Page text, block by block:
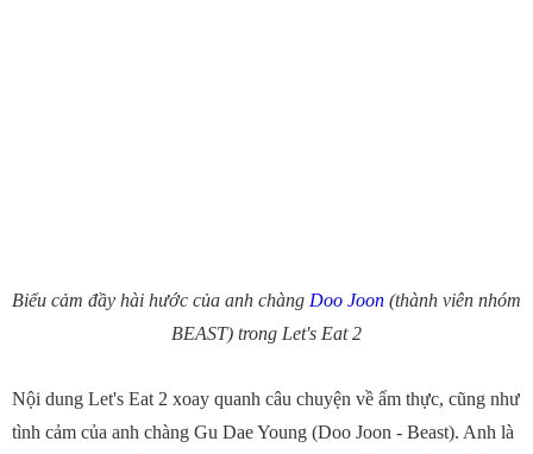
Biểu cảm đầy hài hước của anh chàng Doo Joon (thành viên nhóm
BEAST) trong Let's Eat 2
Nội dung Let's Eat 2 xoay quanh câu chuyện về ẩm thực, cũng như
tình cảm của anh chàng Gu Dae Young (Doo Joon - Beast). Anh là